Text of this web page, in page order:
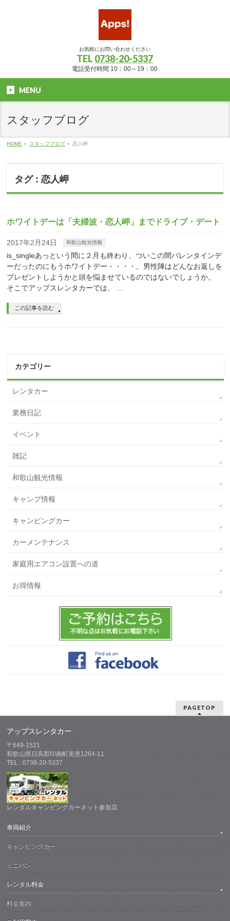
お気軽にお問い合わせください
TEL 0738-20-5337
電話受付時間 10：00～19：00
MENU
スタッフブログ
HOME » スタッフブログ » 恋人岬
タグ : 恋人岬
ホワイトデーは「夫婦波・恋人岬」までドライブ・デート
2017年2月24日 和歌山観光情報
is_singleあっという間に２月も終わり、ついこの間バレンタインデ
ーだったのにもうホワイトデー・・・・。男性陣はどんなお返しを
プレゼントしようかと頭を悩ませているのではないでしょうか。
そこでアップスレンタカーでは、 …
この記事を読む
カテゴリー
レンタカー
業務日記
イベント
雑記
和歌山観光情報
キャンプ情報
キャンピングカー
カーメンテナンス
家庭用エアコン設置への道
お得情報
PAGETOP
アップスレンタカー
〒649-1521
和歌山県日高郡印南町美里1264-11
TEL : 0738-20-5337
レンタルキャンピングカーネット参加店
車両紹介
キャンピングカー
ミニバン
レンタル料金
料金案内